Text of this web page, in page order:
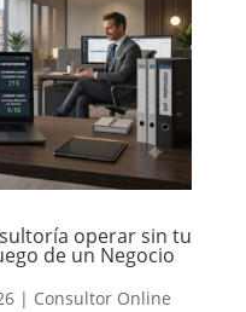
operar sin tu
de un Negocio
| Consultor Online